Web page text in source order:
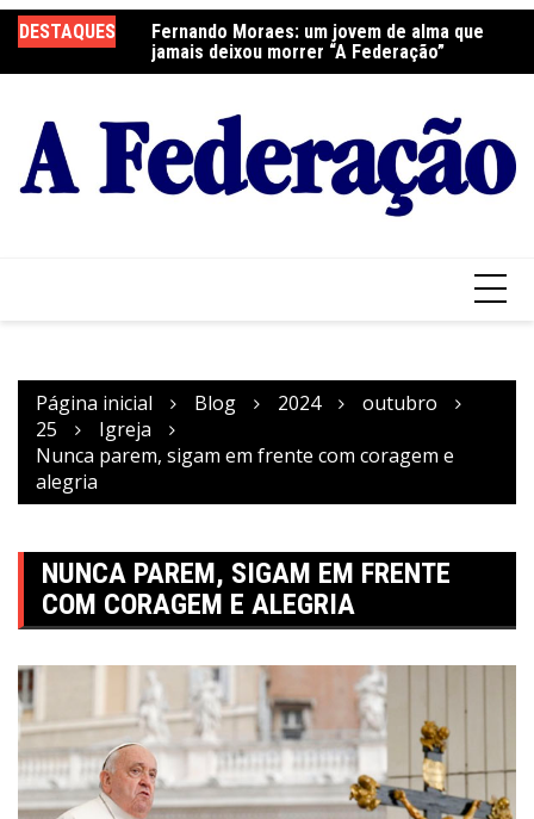
para
o
DESTAQUES
a Festa do
Fernando Moraes: um jovem de alma que
jamais deixou morrer “A Federação”
Página inicial Blog 2024
outubro
25
Igreja
Nunca parem, sigam em frente com coragem e
alegria
NUNCA PAREM, SIGAM EM FRENTE
COM CORAGEM E ALEGRIA